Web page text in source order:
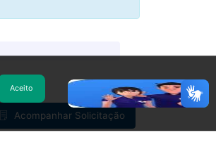
Aceito
Acompanhar Solicitação